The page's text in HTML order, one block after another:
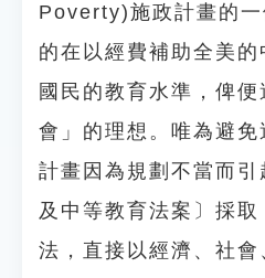
Poverty)施政計畫的一
的在以經費補助全美
國民的教育水準，俾
會」的理想。唯為避
計畫因為規劃不當而
及中等教育法案〕採
法，直接以經濟、社